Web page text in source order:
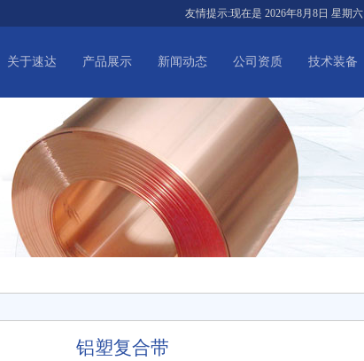
友情提示:现在是 2026年8月8日 星期六
关于速达 产品展示 新闻动态 公司资质 技术装备
铝塑复合带